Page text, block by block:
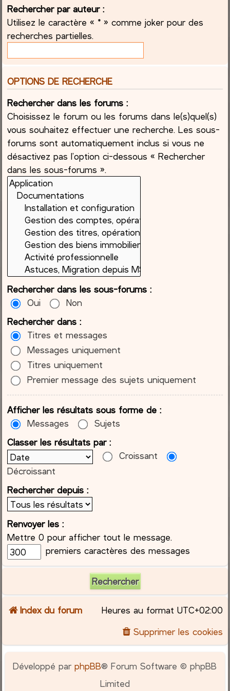
Rechercher par auteur :
Utilisez le caractère « * » comme joker pour des
recherches partielles.
OPTIONS DE RECHERCHE
Rechercher dans les forums :
Choisissez le forum ou les forums dans le(s)quel(s)
vous souhaitez effectuer une recherche. Les sous-
forums sont automatiquement inclus si vous ne
désactivez pas l’option ci-dessous « Rechercher
dans les sous-forums ».
Rechercher dans les sous-forums :
Oui
Non
Rechercher dans :
Titres et messages
Messages uniquement
Titres uniquement
Premier message des sujets uniquement
Afficher les résultats sous forme de :
Messages
Sujets
Classer les résultats par :
Croissant
Décroissant
Rechercher depuis :
Renvoyer les :
Mettre 0 pour afficher tout le message.
premiers caractères des messages
Index du forum Heures au format UTC+02:00
Supprimer les cookies
Développé parphpBB® Forum Software © phpBB
Limited